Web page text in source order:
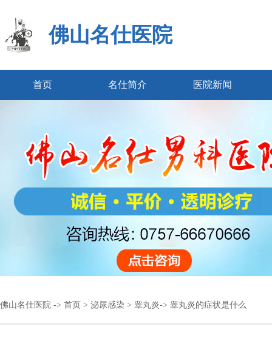
佛山名仕医院
首页 名仕简介 医院新闻
佛山名仕医院 -> 首页 > 泌尿感染 > 睾丸炎-> 睾丸炎的症状是什么